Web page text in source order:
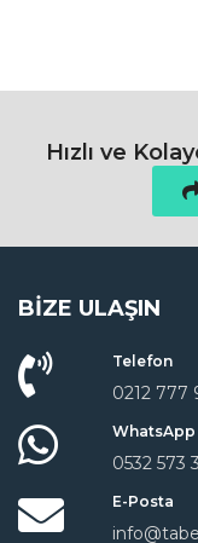
Hızlı ve
BIZE ULAŞIN
Telefon
0212 777
WhatsApp
0532 573
E-Posta